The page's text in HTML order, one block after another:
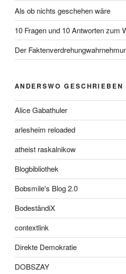
Als ob nichts geschehen wäre
10 Fragen und 10 Antworten zum
Der
ANDERSWO GESCHRIEBEN
Alice Gabathuler
arlesheim reloaded
atheist raskalnikow
Blogbibliothek
Bobsmile's Blog 2.0
BodeständiX
contextlink
Direkte Demokratie
DOBSZAY